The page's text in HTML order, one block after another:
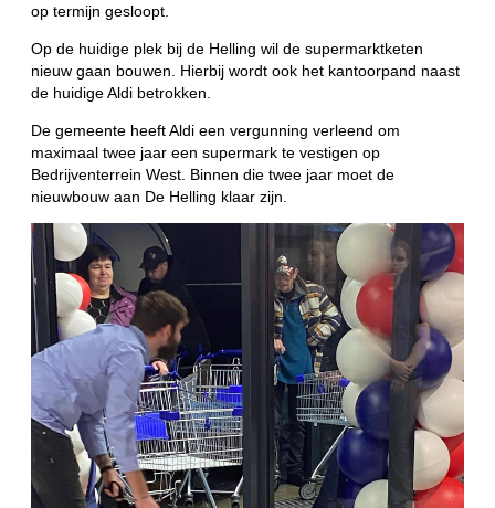
op termijn gesloopt.
Op de huidige plek bij de Helling wil de supermarktketen
nieuw gaan bouwen. Hierbij wordt ook het kantoorpand naast
de huidige Aldi betrokken.
De gemeente heeft Aldi een vergunning verleend om
maximaal twee jaar een supermark te vestigen op
Bedrijventerrein West. Binnen die twee jaar moet de
nieuwbouw aan De Helling klaar zijn.